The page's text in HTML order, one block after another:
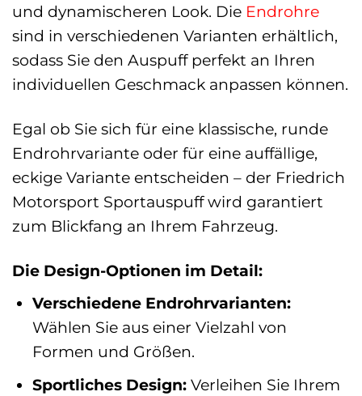
und dynamischeren Look. Die Endrohre
sind in verschiedenen Varianten erhältlich,
sodass Sie den Auspuff perfekt an Ihren
individuellen Geschmack anpassen können.
Egal ob Sie sich für eine klassische, runde
Endrohrvariante oder für eine auffällige,
eckige Variante entscheiden – der Friedrich
Motorsport Sportauspuff wird garantiert
zum Blickfang an Ihrem Fahrzeug.
Die Design-Optionen im Detail:
Verschiedene Endrohrvarianten:
Wählen Sie aus einer Vielzahl von
Formen und Größen.
Sportliches Design:Verleihen Sie Ihrem